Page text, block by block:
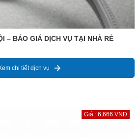
– BÁO GIÁ DỊCH VỤ TẠI NHÀ RẺ
chi tiết dịch vụ
Giá : 6,666 VNĐ